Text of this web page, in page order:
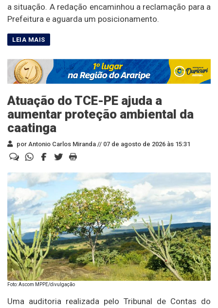
a situação. A redação encaminhou a reclamação para a
Prefeitura e aguarda um posicionamento.
Atuação do TCE-PE ajuda a
aumentar proteção ambiental da
caatinga
por Antonio Carlos Miranda // 07 de agosto de 2026 às 15:31
Foto: Ascom MPPE/divulgação
Uma auditoria realizada pelo Tribunal de Contas do